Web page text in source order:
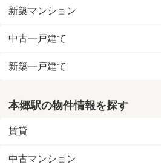
新築マンション
中古一戸建て
新築一戸建て
本郷駅の物件情報を探す
賃貸
中古マンション